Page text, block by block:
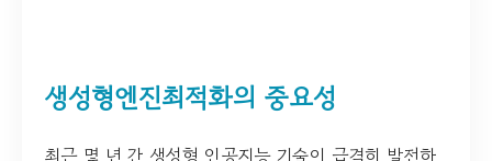
생성형엔진최적화의 중요성
최근 몇 년 간 생성형 인공지능 기술이 급격히 발전하